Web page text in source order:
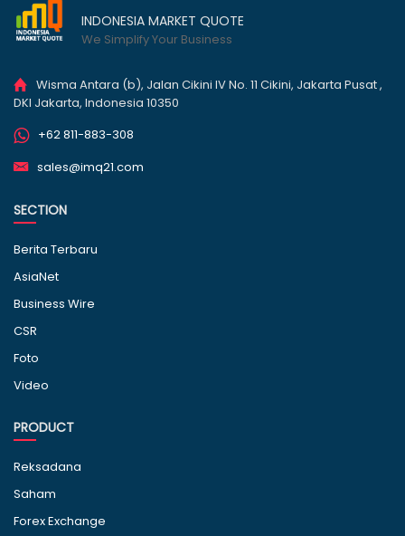
INDONESIA MARKET QUOTE
We Simplify Your Business
Wisma Antara (b), Jalan Cikini IV No. 11 Cikini, Jakarta Pusat ,
DKI Jakarta, Indonesia 10350
+62 811-883-308
sales@imq21.com
SECTION
Berita Terbaru
AsiaNet
Business Wire
CSR
Foto
Video
PRODUCT
Reksadana
Saham
Forex Exchange